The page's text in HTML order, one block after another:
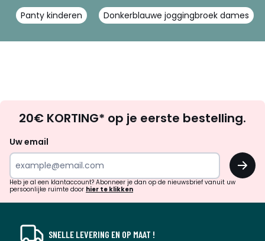
Panty kinderen Donkerblauwe joggingbroek dames
zoek
inspiratie
verrassingen?
20€ KORTING* op je eerste bestelling.
Uw email
OK
Heb je al een klantaccount? Abonneer je dan op de nieuwsbrief vanuit uw
persoonlijke ruimte door hier te klikken
SNELLE LEVERING EN OP MAAT !